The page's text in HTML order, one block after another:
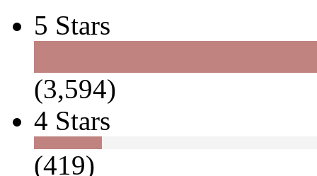
5 Stars
(3,594)
4 Stars
(419)